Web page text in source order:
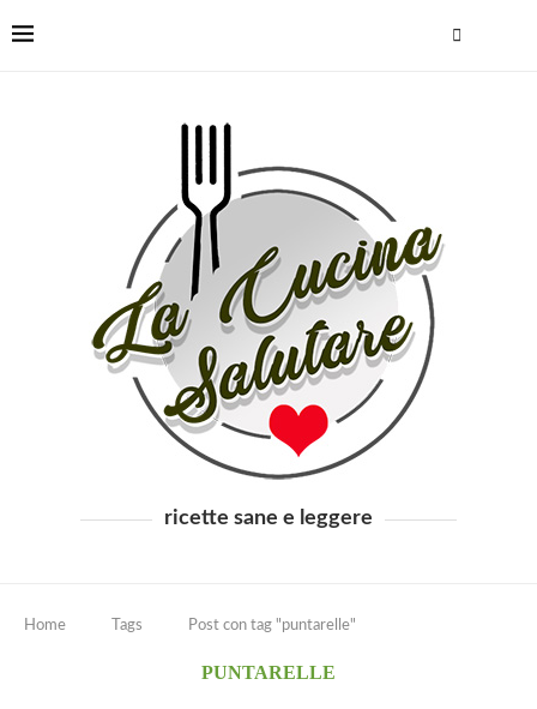
ricette sane e leggere
Home Tags Post con tag "puntarelle"
PUNTARELLE